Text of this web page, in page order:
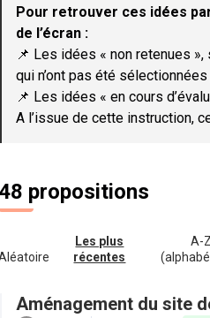
Pour retrouver ces idées
de l’écran :
📌 Les idées « non retenues
qui n’ont pas été
📌 Les idées « en cours
A l’issue de cette instruction,
propositions
Les plus
récentes
A-Z
Aménagement du site